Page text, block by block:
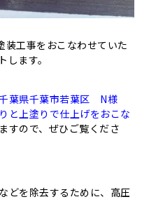
装工事をおこなわせていた
ます。
千葉県千葉市若葉区 N様
上塗りで仕上げをおこな
すので、ぜひご覧くださ
どを除去するために、高圧